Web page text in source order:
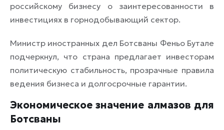
российскому бизнесу о заинтересованности в
инвестициях в горнодобывающий сектор.
Министр иностранных дел Ботсваны Феньо Бутале
подчеркнул, что страна предлагает инвесторам
политическую стабильность, прозрачные правила
ведения бизнеса и долгосрочные гарантии.
Экономическое значение алмазов для
Ботсваны